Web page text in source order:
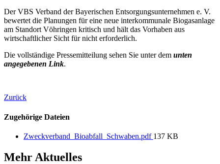
Der VBS Verband der Bayerischen Entsorgungsunternehmen e. V.
bewertet die Planungen für eine neue interkommunale Biogasanlage
am Standort Vöhringen kritisch und hält das Vorhaben aus
wirtschaftlicher Sicht für nicht erforderlich.
Die vollständige Pressemitteilung sehen Sie unter dem unten
angegebenen Link.
Zurück
Zugehörige Dateien
Zweckverband_Bioabfall_Schwaben.pdf 137 KB
Mehr Aktuelles